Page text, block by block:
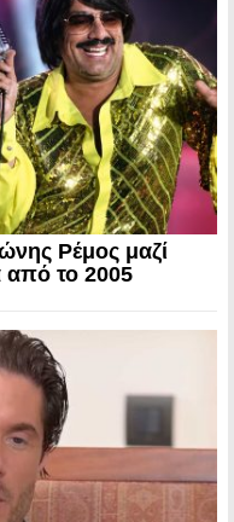
Ρέμος μαζί
το 2005